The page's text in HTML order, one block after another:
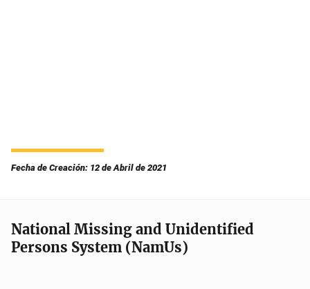
Fecha de Creación: 12 de Abril de 2021
National Missing and Unidentified
Persons System (NamUs)